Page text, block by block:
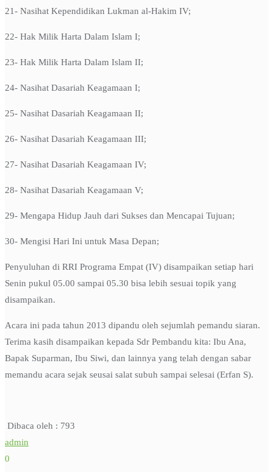
21- Nasihat Kependidikan Lukman al-Hakim IV;
22- Hak Milik Harta Dalam Islam I;
23- Hak Milik Harta Dalam Islam II;
24- Nasihat Dasariah Keagamaan I;
25- Nasihat Dasariah Keagamaan II;
26- Nasihat Dasariah Keagamaan III;
27- Nasihat Dasariah Keagamaan IV;
28- Nasihat Dasariah Keagamaan V;
29- Mengapa Hidup Jauh dari Sukses dan Mencapai Tujuan;
30- Mengisi Hari Ini untuk Masa Depan;
Penyuluhan di RRI Programa Empat (IV) disampaikan setiap hari
Senin pukul 05.00 sampai 05.30 bisa lebih sesuai topik yang
disampaikan.
Acara ini pada tahun 2013 dipandu oleh sejumlah pemandu siaran.
Terima kasih disampaikan kepada Sdr Pembandu kita: Ibu Ana,
Bapak Suparman, Ibu Siwi, dan lainnya yang telah dengan sabar
memandu acara sejak seusai salat subuh sampai selesai (Erfan S).
Dibaca oleh : 793
admin
0